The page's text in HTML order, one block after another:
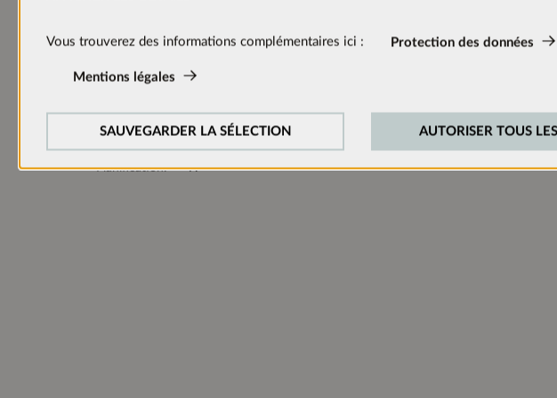
Cookies techniques:
Afin d’améliorer constamment notre site web, nous analysons le comportement de nos
nous utilisons des cookies de suivi pour Google Analytics (en partie par l’intermédiaire
Vous trouverez des informations complémentaires ici : Protection des données
Mentions légales
SAUVEGARDER LA SÉLECTION AUTORISER TOUS
Hauteur: 1662 mm
Largeur: 16 mm
Charnières: Aucun
Planification: N